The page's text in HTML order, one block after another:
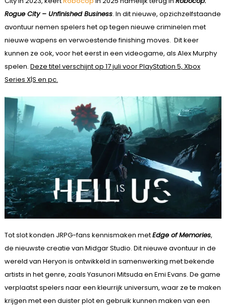
Rogue City – Unfinished Business. In dit nieuwe, opzichzelfstaande
avontuur nemen spelers het op tegen nieuwe criminelen met
nieuwe wapens en verwoestende finishing moves. Dit keer
kunnen ze ook, voor het eerst in een videogame, als Alex Murphy
spelen. Deze titel verschijnt op 17 juli voor PlayStation 5, Xbox
Series X|S en pc.
Tot slot konden JRPG-fans kennismaken metEdge of Memories,
de nieuwste creatie van Midgar Studio. Dit nieuwe avontuur in de
wereld van Heryon is ontwikkeld in samenwerking met bekende
artists in het genre, zoals Yasunori Mitsuda en Emi Evans. De game
verplaatst spelers naar een kleurrijk universum, waar ze te maken
krijgen met een duister plot en gebruik kunnen maken van een